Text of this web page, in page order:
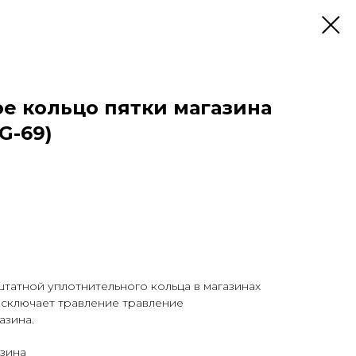
кольцо пятки магазина
69)
уплотнительного кольца в магазинах
травление травление